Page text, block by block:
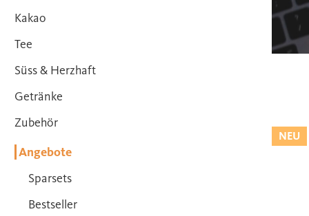
Kakao
Tee
Süss & Herzhaft
Getränke
Zubehör
Angebote
Sparsets
Bestseller
NEU